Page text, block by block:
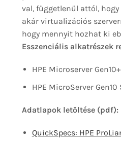
val, függetlenül attól,
akár virtualizációs
hogy mennyit hozhat ki
Esszenciális alkatrészek
HPE Microserver
HPE MicroServer Gen10
Adatlapok letöltése (pdf):
QuickSpecs: HPE